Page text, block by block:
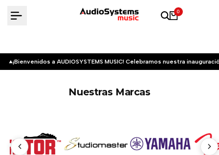
0
¡Bienvenidos a AUDIOSYSTEMS MUSIC! Celebramos nuestra
Nuestras Marcas